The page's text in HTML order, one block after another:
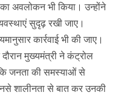
अवलोकन भी किया। उन्होंने
सुदृढ़ रखी जाए।
कार्रवाई भी की जाए।
मुख्यमंत्री ने कंट्रोल
जनता की समस्याओं से
शालीनता से बात कर उनकी